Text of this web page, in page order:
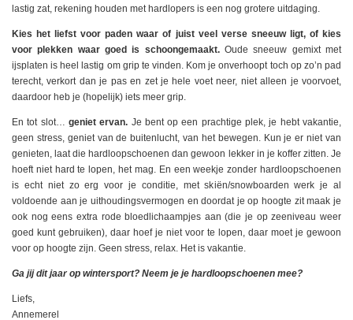
lastig zat, rekening houden met hardlopers is een nog grotere uitdaging.
Kies het liefst voor paden waar of juist veel verse sneeuw ligt, of kies
voor plekken waar goed is schoongemaakt.Oude sneeuw gemixt met
ijsplaten is heel lastig om grip te vinden. Kom je onverhoopt toch op zo’n pad
terecht, verkort dan je pas en zet je hele voet neer, niet alleen je voorvoet,
daardoor heb je (hopelijk) iets meer grip.
En tot slot… geniet ervan. Je bent op een prachtige plek, je hebt vakantie,
geen stress, geniet van de buitenlucht, van het bewegen. Kun je er niet van
genieten, laat die hardloopschoenen dan gewoon lekker in je koffer zitten. Je
hoeft niet hard te lopen, het mag. En een weekje zonder hardloopschoenen
is echt niet zo erg voor je conditie, met skiën/snowboarden werk je al
voldoende aan je uithoudingsvermogen en doordat je op hoogte zit maak je
ook nog eens extra rode bloedlichaampjes aan (die je op zeeniveau weer
goed kunt gebruiken), daar hoef je niet voor te lopen, daar moet je gewoon
voor op hoogte zijn. Geen stress, relax. Het is vakantie.
Ga jij dit jaar op wintersport? Neem je je hardloopschoenen mee?
Liefs,
Annemerel